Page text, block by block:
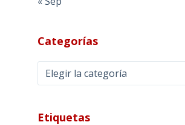
Categorías
Categorías
Etiquetas